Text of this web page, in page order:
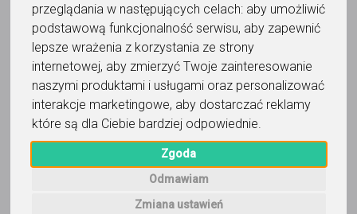
przeglądania w następujących celach: aby umożliwić
podstawową funkcjonalność serwisu, aby zapewnić
lepsze wrażenia z korzystania ze strony
internetowej, aby zmierzyć Twoje zainteresowanie
naszymi produktami i usługami oraz personalizować
interakcje marketingowe, aby dostarczać reklamy
które są dla Ciebie bardziej odpowiednie.
Zgoda
Odmawiam
Zmiana ustawień
Kamil Bochacz
Wyślij wiadomość
Ostatnia aktywność: